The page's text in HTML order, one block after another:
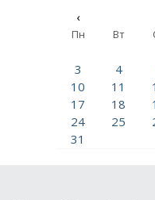
‹
Пн Вт
3
4
10
11
17
18
24
25
31